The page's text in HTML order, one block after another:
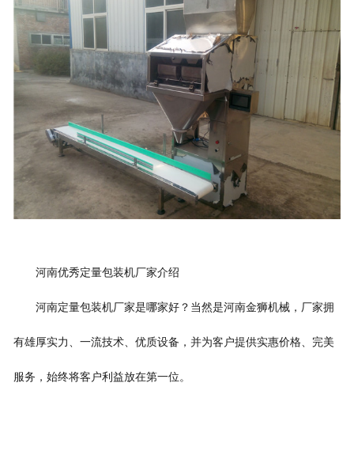
河南优秀定量包装机厂家介绍
河南定量包装机厂家是哪家好？当然是河南金狮机械，厂家拥
有雄厚实力、一流技术、优质设备，并为客户提供实惠价格、完美
服务，始终将客户利益放在第一位。